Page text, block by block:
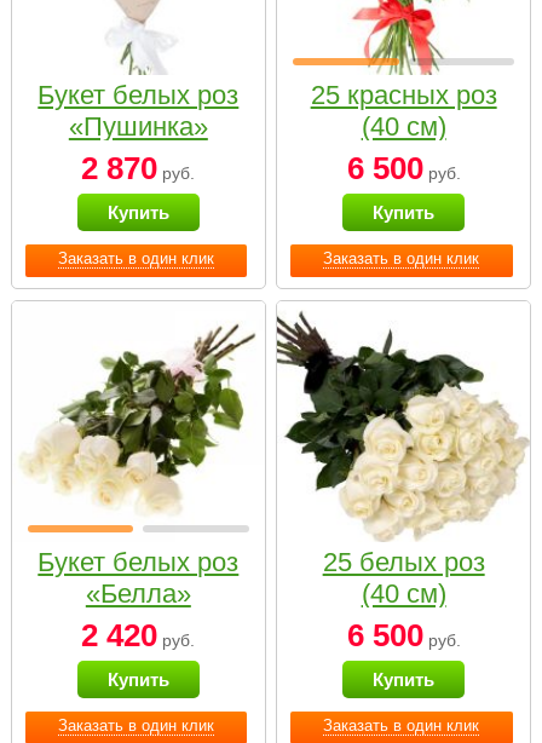
Заказать в один клик
Букет белых роз
«Пушинка»
2 870 руб.
Купить
Заказать в один клик
25 красных роз
(40 см)
6 500руб.
Купить
Заказать в один клик
Букет белых роз
«Белла»
2 420 руб.
Купить
Заказать в один клик
25 белых роз
(40 см)
6 500руб.
Купить